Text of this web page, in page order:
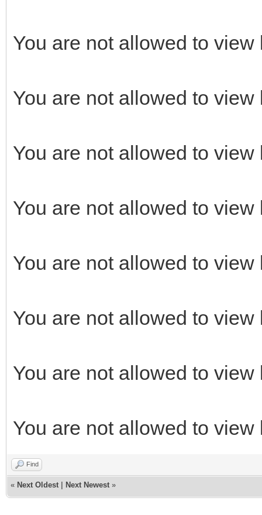
You are not allowed to
You are not allowed to
You are not allowed to
You are not allowed to
You are not allowed to
You are not allowed to
You are not allowed to
You are not allowed to
Find
« Next Oldest Next Newest »